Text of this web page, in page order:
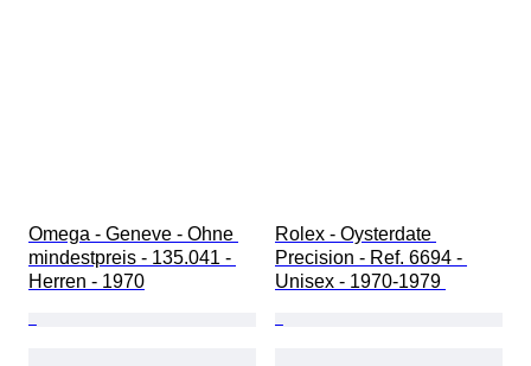
Omega - Geneve - Ohne
mindestpreis - 135.041 -
Herren - 1970
Rolex - Oysterdate
Precision - Ref. 6694 -
Unisex - 1970-1979